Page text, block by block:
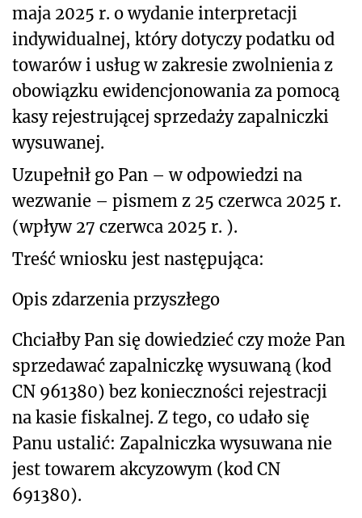
maja 2025 r. o wydanie interpretacji
indywidualnej, który dotyczy podatku od
towarów i usług w zakresie zwolnienia z
obowiązku ewidencjonowania za pomocą
kasy rejestrującej sprzedaży zapalniczki
wysuwanej.
Uzupełnił go Pan – w odpowiedzi na
wezwanie – pismem z 25 czerwca 2025 r.
(wpływ 27 czerwca 2025 r. ).
Treść wniosku jest następująca:
Opis zdarzenia przyszłego
Chciałby Pan się dowiedzieć czy może Pan
sprzedawać zapalniczkę wysuwaną (kod
CN 961380) bez konieczności rejestracji
na kasie fiskalnej. Z tego, co udało się
Panu ustalić: Zapalniczka wysuwana nie
jest towarem akcyzowym (kod CN
691380).